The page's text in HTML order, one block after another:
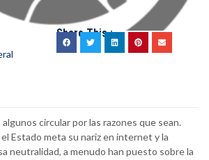
Share This :
circular por las razones que sean.
Estado meta su nariz en internet y la
neutralidad, a menudo han puesto sobre la